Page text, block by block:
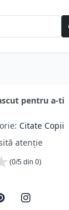
pentru a-ti
Citate Copii
atenție
(0/5 din 0)